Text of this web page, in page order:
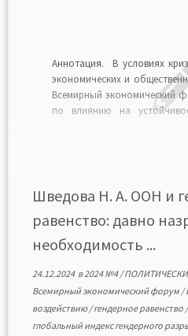
Аннотация. В условиях
экономических и
Всемирный экономический
по влиянию на
обсудить ключевые
публичные дискуссии в
Шведова Н. А. ООН и
равенство: давно
необходимость ...
24.12.2024в2024 №4/
Всемирный экономический форум /
воздействию /гендерное равенство
глобальный индекс гендерного